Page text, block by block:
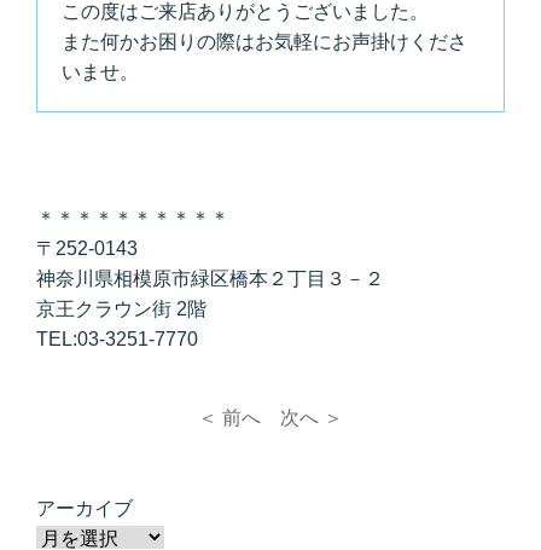
この度はご来店ありがとうございました。
また何かお困りの際はお気軽にお声掛けくださ
いませ。
＊＊＊＊＊＊＊＊＊＊
〒252-0143
神奈川県相模原市緑区橋本２丁目３－２
京王クラウン街 2階
TEL:03-3251-7770
＜ 前へ 次へ ＞
アーカイブ